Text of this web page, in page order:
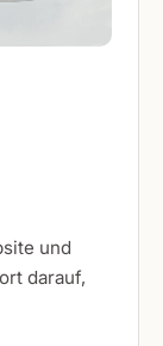
und
darauf,